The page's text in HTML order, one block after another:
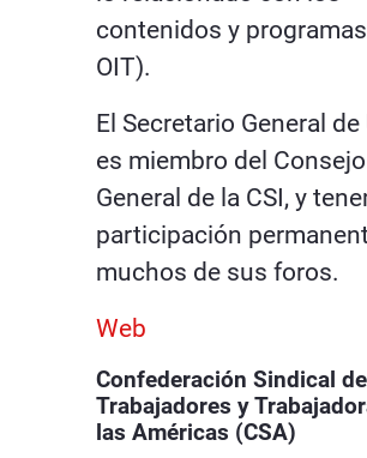
contenidos y
OIT).
El Secretario General de
es miembro del Consejo
General de la CSI, y
participación
muchos de sus foros.
Web
Confederación Sindical de
Trabajadores y
las Américas (CSA)